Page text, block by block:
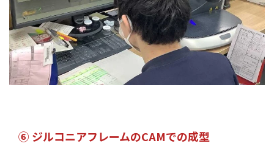
⑥ ジルコニアフレームのCAMでの成型